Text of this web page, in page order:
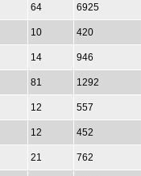
64 6925
10 420
14 946
81 1292
12 557
12 452
21 762